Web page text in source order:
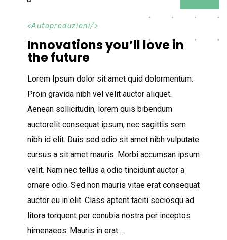
<Autoproduzioni/>
Innovations you’ll love in
the future
Lorem Ipsum dolor sit amet quid dolormentum.
Proin gravida nibh vel velit auctor aliquet.
Aenean sollicitudin, lorem quis bibendum
auctorelit consequat ipsum, nec sagittis sem
nibh id elit. Duis sed odio sit amet nibh vulputate
cursus a sit amet mauris. Morbi accumsan ipsum
velit. Nam nec tellus a odio tincidunt auctor a
ornare odio. Sed non mauris vitae erat consequat
auctor eu in elit. Class aptent taciti sociosqu ad
litora torquent per conubia nostra per inceptos
himenaeos. Mauris in erat